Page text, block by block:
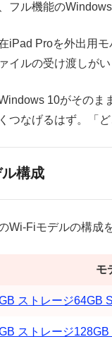
フル機能の
iPad Proを外出用
イルの受け渡しが
10がそのま
つなげるはず。「
構成
Wi-Fiモデルの構成
モ
ストレージ64GB
ストレージ